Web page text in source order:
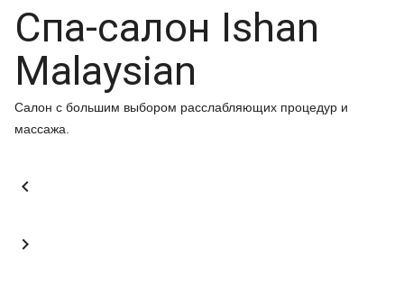
Спа-салон Ishan
Malaysian
Салон с большим выбором расслабляющих процедур и
массажа.

